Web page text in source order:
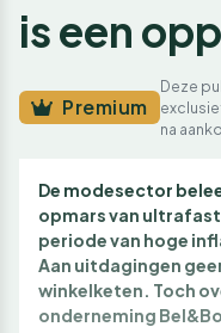
is een
Premium
Deze
na
De modesector
opmars van
periode van hoge
Aan uitdagingen
winkelketen. Toch
onderneming